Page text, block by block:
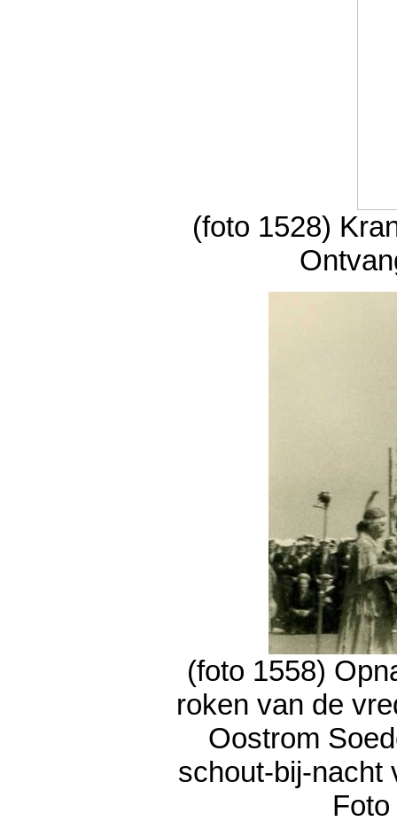
(foto 1528)
(foto 1558)
roken van de
Oostrom
schout-bij-nacht